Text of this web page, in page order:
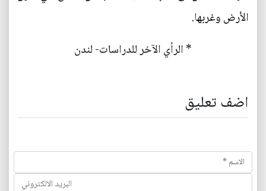
الأرض وغربها.
* الرأي الآخر للدراسات- لندن
اضف تعليق